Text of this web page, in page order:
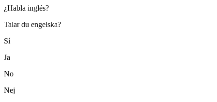
¿Habla inglés?
Talar du engelska?
Sí
Ja
No
Nej